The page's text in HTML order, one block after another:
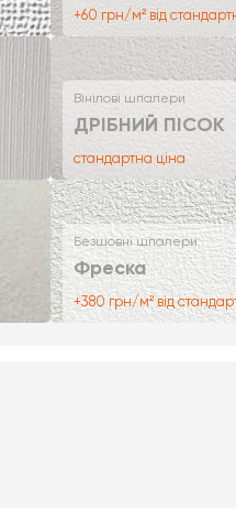
+60 грн/м² від
Вінілові шпалери
ДРІБНИЙ ПІСОК
стандартна ціна
Безшовні шпалери
Фреска
+380 грн/м² від